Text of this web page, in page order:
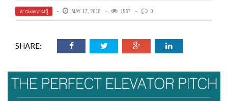
สาระความรู้ MAY 17, 2018 1587 0
SHARE: